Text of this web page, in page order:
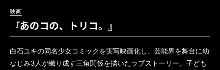
映画
『あのコの、トリコ。』
白石ユキの同名少女コミックを実写映画化し、芸能界を舞台に幼
なじみ3人が織り成す三角関係を描いたラブストーリー。子ども